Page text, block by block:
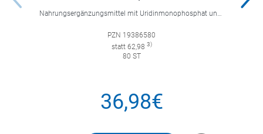
Nahrungsergänzungsmittel mit Uridinmonophosphat und B-Vitaminen zur Unterstützung der Nervenregeneration.
PZN 19386580
statt 62,98 3)
80 ST
36,98€